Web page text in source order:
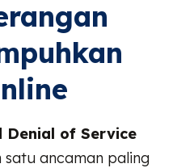
Denial of Service
satu ancaman paling